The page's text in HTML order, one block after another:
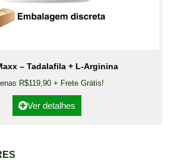
– Tadalafila + L-Arginina
R$119,90 + Frete Grátis!
Ver detalhes